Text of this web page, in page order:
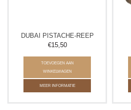
DUBAI PISTACHE-REEP
€15,50
TOEVOEGEN AAN
WINKELWAGEN
MEER INFORMATIE